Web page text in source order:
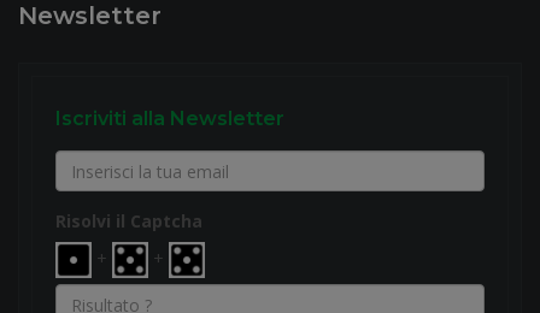
Newsletter
Iscriviti alla Newsletter
Risolvi il Captcha
+
+